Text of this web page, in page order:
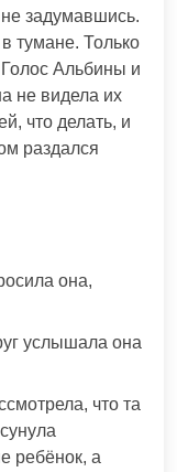
задумавшись.
тумане. Только
Голос Альбины и
не видела их
что делать, и
раздался
она,
услышала она
что та
ребёнок, а